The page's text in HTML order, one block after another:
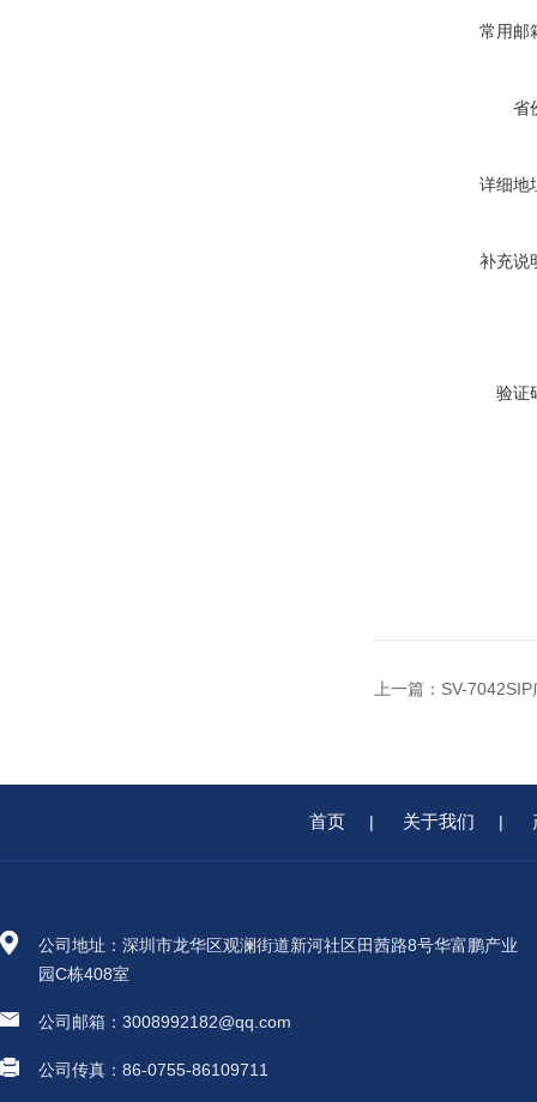
常用邮
省
详细地
补充说
验证
上一篇： SV-
首页 | 关于我们 |
公司地址：深圳市龙华区观澜街道新河社区田茜路8号华富鹏产业
园C栋408室
公司邮箱：3008992182@qq.com
公司传真：86-0755-86109711